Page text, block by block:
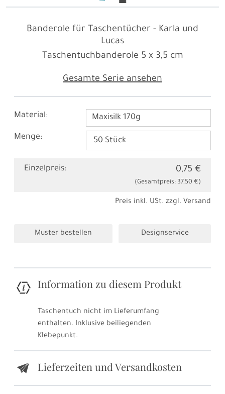
Banderole für Taschentücher - Karla und
Lucas
Gesamte Serie ansehen
Taschentuchbanderole 5 x 3,5 cm
Material: Maxisilk 170g
Menge:
Einzelpreis: 0,75 €
(Gesamtpreis: 37,50 €)
Preis inkl. USt. zzgl. Versand
Muster bestellen Designservice
Information zu diesem Produkt
Taschentuch nicht im Lieferumfang
enthalten. Inklusive beiliegenden
Klebepunkt.
e Lieferzeiten und Versandkosten